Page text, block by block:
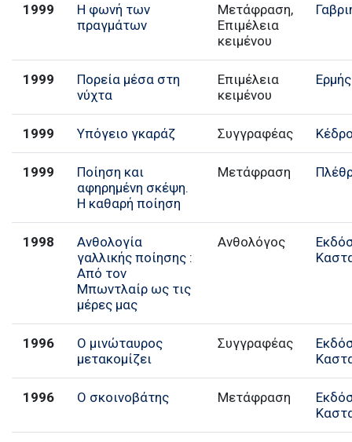
1999
Η φωνή των
πραγμάτων
Μετάφραση,
Επιμέλεια
κειμένου
1999
Πορεία μέσα στη
νύχτα
Επιμέλεια
κειμένου
Ερμής
1999 Υπόγειο γκαράζ Συγγραφέας
1999
Ποίηση και
αφηρημένη σκέψη.
Η καθαρή ποίηση
Μετάφραση
1998
Ανθολογία
γαλλικής ποίησης :
Από τον
Μπωντλαίρ ως τις
μέρες μας
Ανθολόγος
1996
Ο μινώταυρος
μετακομίζει
Συγγραφέας
1996 Ο σκοινοβάτης Μετάφραση